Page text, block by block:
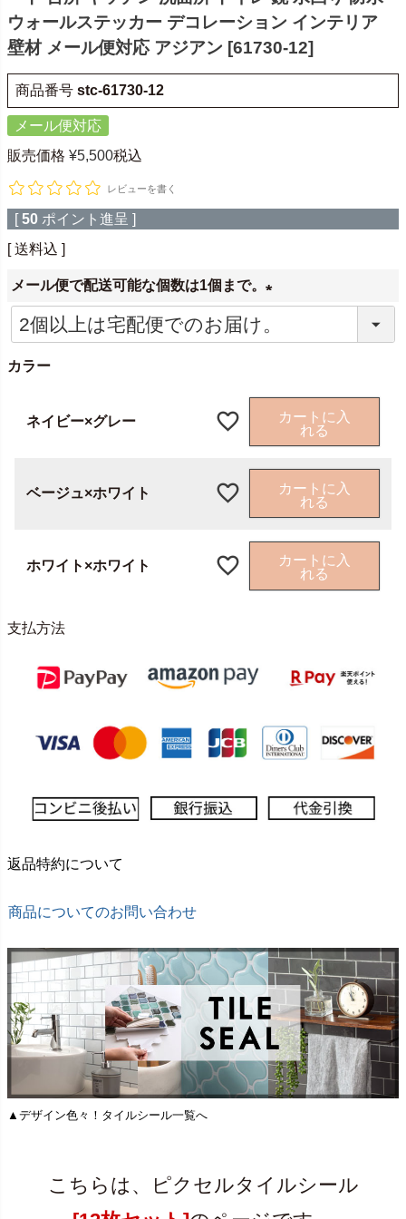
ウォールステッカー デコレーション インテリア
壁材 メール便対応 アジアン [61730-12]
商品番号 stc-61730-12
メール便対応
販売価格 ¥5,500税込
レビューを書く
[ 50 ポイント進呈 ]
送料込
メール便で配送可能な個数は1個まで。
必
)
カラー
ネイビー×グレー
カートに入
れる
ベージュ×ホワイト
カートに入
れる
ホワイト×ホワイト
カートに入
れる
支払方法
返品特約について
商品についてのお問い合わせ
▲デザイン色々！タイルシール一覧へ
こちらは、ピクセルタイルシール